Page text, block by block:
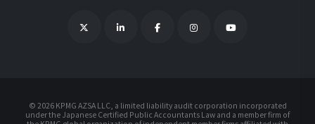
© 2026 KPMG AZSA LLC, a limited liability audit corporation incorporated
under the Japanese Certified Public Accountants Law and a member firm of